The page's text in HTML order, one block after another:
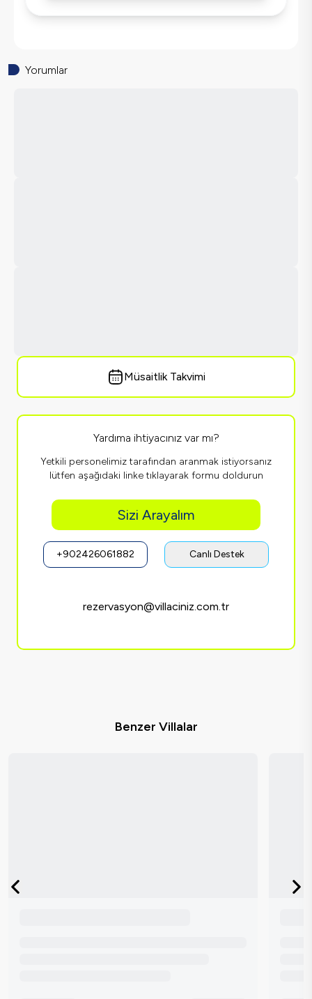
Yorumlar
Müsaitlik Takvimi
Yardıma ihtiyacınız var mı?
Yetkili personelimiz tarafından aranmak istiyorsanız
lütfen aşağıdaki linke tıklayarak formu doldurun
Sizi Arayalım
+902426061882 Canlı Destek
rezervasyon@villaciniz.com.tr
Benzer Villalar